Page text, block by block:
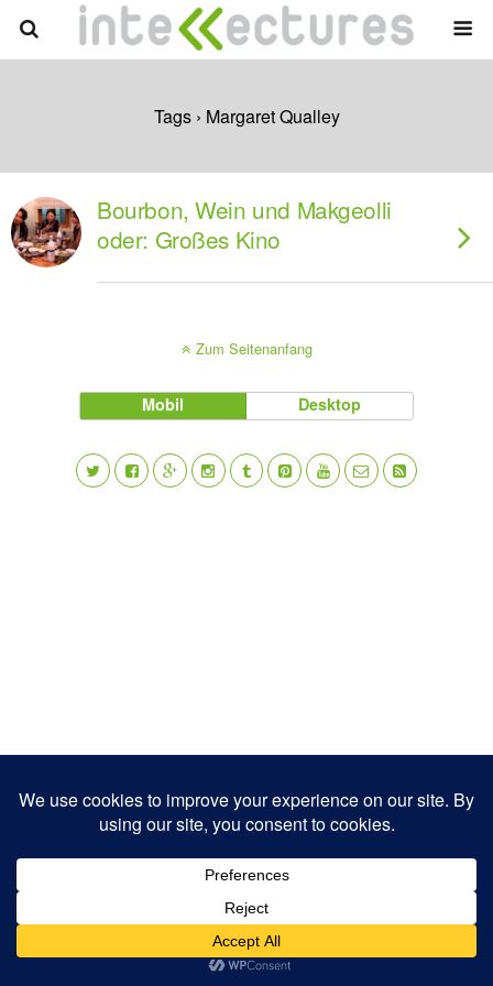
Tags › Margaret Qualley
Bourbon, Wein und Makgeolli
oder: Großes Kino
Zum Seitenanfang
Mobil Desktop